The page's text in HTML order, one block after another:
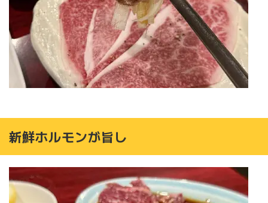
新鮮ホルモンが旨し